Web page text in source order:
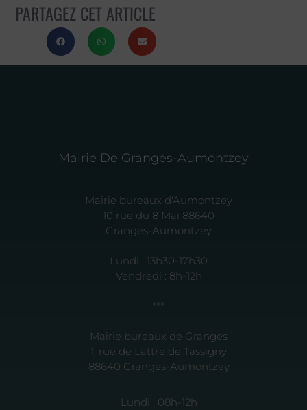
PARTAGEZ CET ARTICLE
Mairie De Granges-Aumontzey
Mairie bureaux d'Aumontzey
10 rue du 8 Mai 88640
Granges-Aumontzey
Lundi : 13h30-17h30
Vendredi : 8h-12h
***
Mairie bureaux de Granges
1, rue de Lattre de Tassigny
88640 Granges-Aumontzey
Lundi : 08h-12h